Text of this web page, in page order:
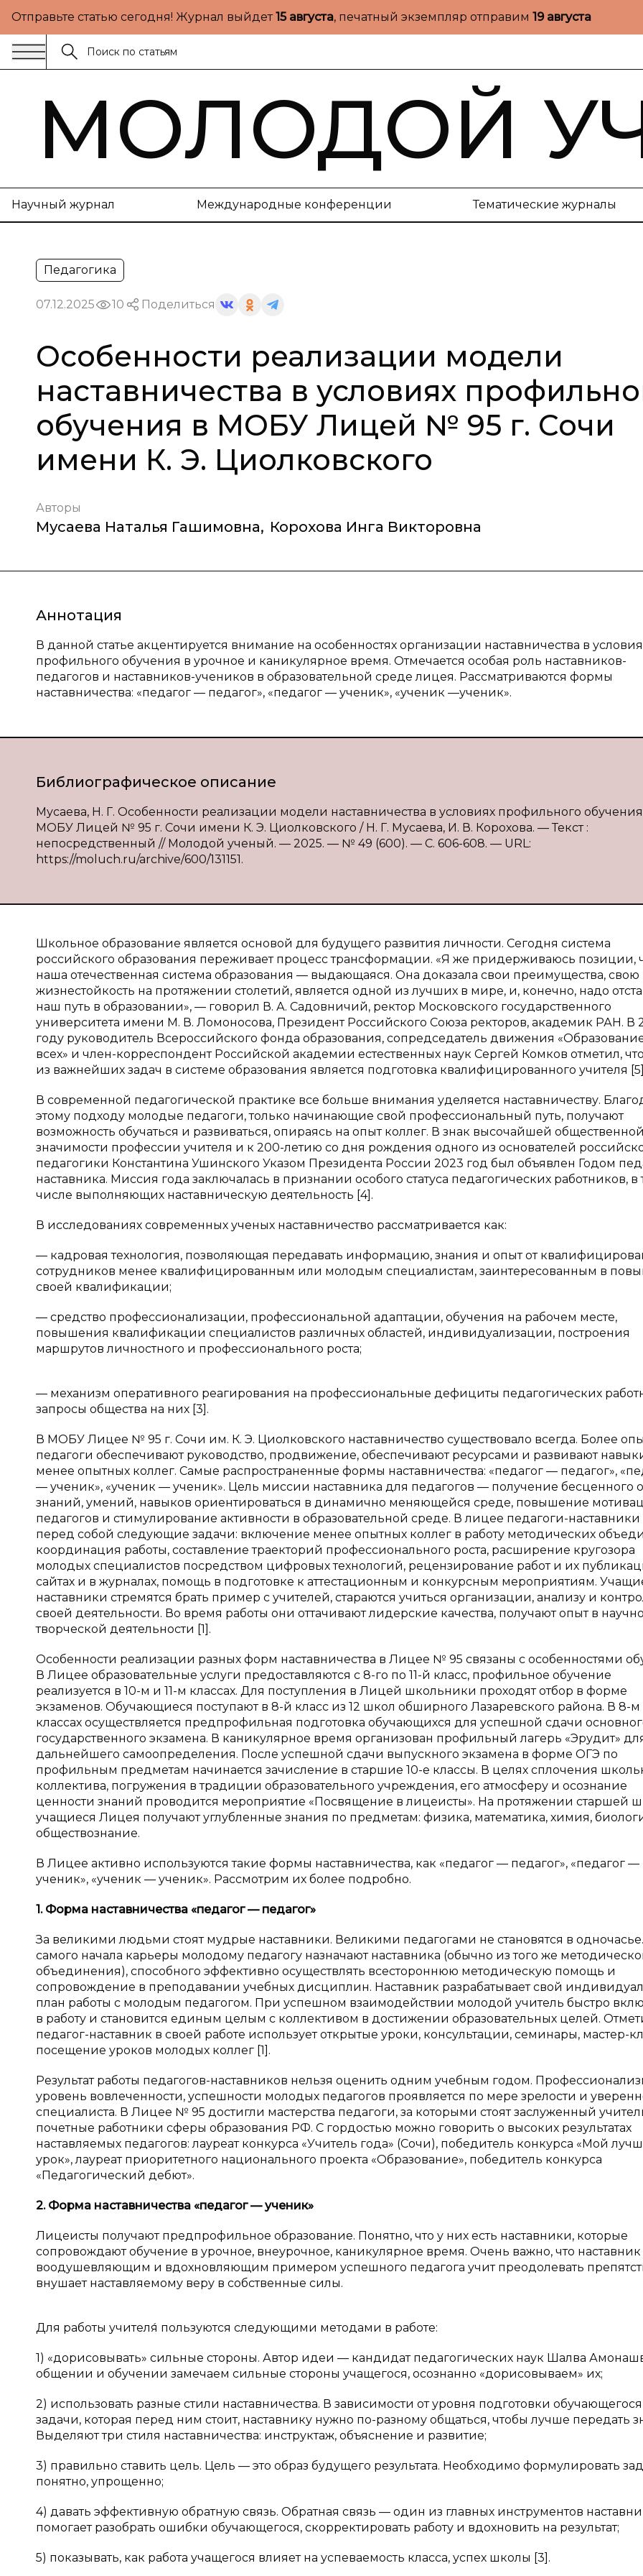
Отправьте статью сегодня! Журнал выйдет15 августа, печатный экземпляр отправим 19 августа
МОЛОДОЙ
Научный журнал Международные конференции Тематические журналы
Педагогика
07.12.2025 10 Поделиться
Особенности реализации модели
наставничества в условиях
обучения в МОБУ Лицей № 95 г. Сочи
имени К. Э. Циолковского
Авторы
Мусаева Наталья Гашимовна, Корохова Инга Викторовна
Аннотация
В данной статье акцентируется внимание на особенностях организации наставничества в
профильного обучения в урочное и каникулярное время. Отмечается особая роль наставников-
педагогов и наставников-учеников в образовательной среде лицея. Рассматриваются формы
наставничества: «педагог — педагог», «педагог — ученик», «ученик —ученик».
Библиографическое описание
Мусаева, Н. Г. Особенности реализации модели наставничества в условиях профильного
МОБУ Лицей № 95 г. Сочи имени К. Э. Циолковского / Н. Г. Мусаева, И. В. Корохова. — Текст :
непосредственный // Молодой ученый. — 2025. — № 49 (600). — С. 606-608. — URL:
https://moluch.ru/archive/600/131151.
Школьное образование является основой для будущего развития личности. Сегодня система
российского образования переживает процесс трансформации. «Я же придерживаюсь позиции,
наша отечественная система образования — выдающаяся. Она доказала свои преимущества, свою
жизнестойкость на протяжении столетий, является одной из лучших в мире, и, конечно, надо
наш путь в образовании», — говорил В. А. Садовничий, ректор Московского государственного
университета имени М. В. Ломоносова, Президент Российского Союза ректоров, академик РАН. В
году руководитель Всероссийского фонда образования, сопредседатель движения
всех» и член-корреспондент Российской академии естественных наук Сергей Комков отметил,
из важнейших задач в системе образования является подготовка квалифицированного учителя
В современной педагогической практике все больше внимания уделяется наставничеству.
этому подходу молодые педагоги, только начинающие свой профессиональный путь, получают
возможность обучаться и развиваться, опираясь на опыт коллег. В знак высочайшей общественной
значимости профессии учителя и к 200-летию со дня рождения одного из основателей
педагогики Константина Ушинского Указом Президента России 2023 год был объявлен Годом
наставника. Миссия года заключалась в признании особого статуса педагогических работников, в
числе выполняющих наставническую деятельность [4].
В исследованиях современных ученых наставничество рассматривается как:
— кадровая технология, позволяющая передавать информацию, знания и опыт от
сотрудников менее квалифицированным или молодым специалистам, заинтересованным в
своей квалификации;
— средство профессионализации, профессиональной адаптации, обучения на рабочем месте,
повышения квалификации специалистов различных областей, индивидуализации, построения
маршрутов личностного и профессионального роста;
— механизм оперативного реагирования на профессиональные дефициты педагогических
запросы общества на них [3].
В МОБУ Лицее № 95 г. Сочи им. К. Э. Циолковского наставничество существовало всегда. Более
педагоги обеспечивают руководство, продвижение, обеспечивают ресурсами и развивают
менее опытных коллег. Самые распространенные формы наставничества: «педагог — педагог»,
— ученик», «ученик — ученик». Цель миссии наставника для педагогов — получение бесценного
знаний, умений, навыков ориентироваться в динамично меняющейся среде, повышение
педагогов и стимулирование активности в образовательной среде. В лицее педагоги-наставники
перед собой следующие задачи: включение менее опытных коллег в работу методических
координация работы, составление траекторий профессионального роста, расширение кругозора
молодых специалистов посредством цифровых технологий, рецензирование работ и их
сайтах и в журналах, помощь в подготовке к аттестационным и конкурсным мероприятиям.
наставники стремятся брать пример с учителей, стараются учиться организации, анализу и
своей деятельности. Во время работы они оттачивают лидерские качества, получают опыт в
творческой деятельности [1].
Особенности реализации разных форм наставничества в Лицее № 95 связаны с особенностями
В Лицее образовательные услуги предоставляются с 8-го по 11-й класс, профильное обучение
реализуется в 10-м и 11-м классах. Для поступления в Лицей школьники проходят отбор в форме
экзаменов. Обучающиеся поступают в 8-й класс из 12 школ обширного Лазаревского района. В 8-
классах осуществляется предпрофильная подготовка обучающихся для успешной сдачи
государственного экзамена. В каникулярное время организован профильный лагерь «Эрудит»
дальнейшего самоопределения. После успешной сдачи выпускного экзамена в форме ОГЭ по
профильным предметам начинается зачисление в старшие 10-е классы. В целях сплочения
коллектива, погружения в традиции образовательного учреждения, его атмосферу и осознание
ценности знаний проводится мероприятие «Посвящение в лицеисты». На протяжении старшей
учащиеся Лицея получают углубленные знания по предметам: физика, математика, химия,
обществознание.
В Лицее активно используются такие формы наставничества, как «педагог — педагог», «педагог —
ученик», «ученик — ученик». Рассмотрим их более подробно.
1. Форма наставничества «педагог — педагог»
За великими людьми стоят мудрые наставники. Великими педагогами не становятся в
самого начала карьеры молодому педагогу назначают наставника (обычно из того же
объединения), способного эффективно осуществлять всестороннюю методическую помощь и
сопровождение в преподавании учебных дисциплин. Наставник разрабатывает свой
план работы с молодым педагогом. При успешном взаимодействии молодой учитель быстро
в работу и становится единым целым с коллективом в достижении образовательных целей.
педагог-наставник в своей работе использует открытые уроки, консультации, семинары, мастер-
посещение уроков молодых коллег [1].
Результат работы педагогов-наставников нельзя оценить одним учебным годом.
уровень вовлеченности, успешности молодых педагогов проявляется по мере зрелости и
специалиста. В Лицее № 95 достигли мастерства педагоги, за которыми стоят заслуженный
почетные работники сферы образования РФ. С гордостью можно говорить о высоких результатах
наставляемых педагогов: лауреат конкурса «Учитель года» (Сочи), победитель конкурса «Мой
урок», лауреат приоритетного национального проекта «Образование», победитель конкурса
«Педагогический дебют».
2. Форма наставничества «педагог — ученик»
Лицеисты получают предпрофильное образование. Понятно, что у них есть наставники, которые
сопровождают обучение в урочное, внеурочное, каникулярное время. Очень важно, что
воодушевляющим и вдохновляющим примером успешного педагога учит преодолевать
внушает наставляемому веру в собственные силы.
Для работы учителя́ пользуются следующими методами в работе:
1) «дорисовывать» сильные стороны. Автор идеи — кандидат педагогических наук Шалва
общении и обучении замечаем сильные стороны учащегося, осознанно «дорисовываем» их;
2) использовать разные стили наставничества. В зависимости от уровня подготовки
задачи, которая перед ним стоит, наставнику нужно по-разному общаться, чтобы лучше передать
Выделяют три стиля наставничества: инструктаж, объяснение и развитие;
3) правильно ставить цель. Цель — это образ будущего результата. Необходимо формулировать
понятно, упрощенно;
4) давать эффективную обратную связь. Обратная связь — один из главных инструментов
помогает разобрать ошибки обучающегося, скорректировать работу и вдохновить на результат;
5) показывать, как работа учащегося влияет на успеваемость класса, успех школы [3].